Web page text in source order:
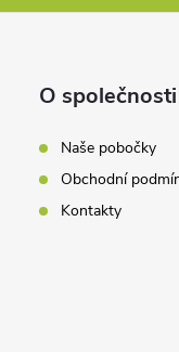
O společnosti
Naše pobočky
Obchodní
Kontakty